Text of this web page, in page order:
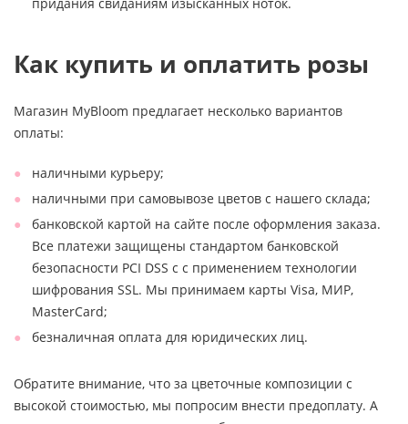
Как купить и оплатить розы
Магазин MyBloom предлагает несколько вариантов
оплаты:
наличными курьеру;
наличными при самовывозе цветов с нашего склада;
банковской картой на сайте после оформления заказа.
Все платежи защищены стандартом банковской
безопасности PCI DSS с с применением технологии
шифрования SSL. Мы принимаем карты Visa, МИР,
MasterCard;
безналичная оплата для юридических лиц.
Обратите внимание, что за цветочные композиции с
высокой стоимостью, мы попросим внести предоплату. А